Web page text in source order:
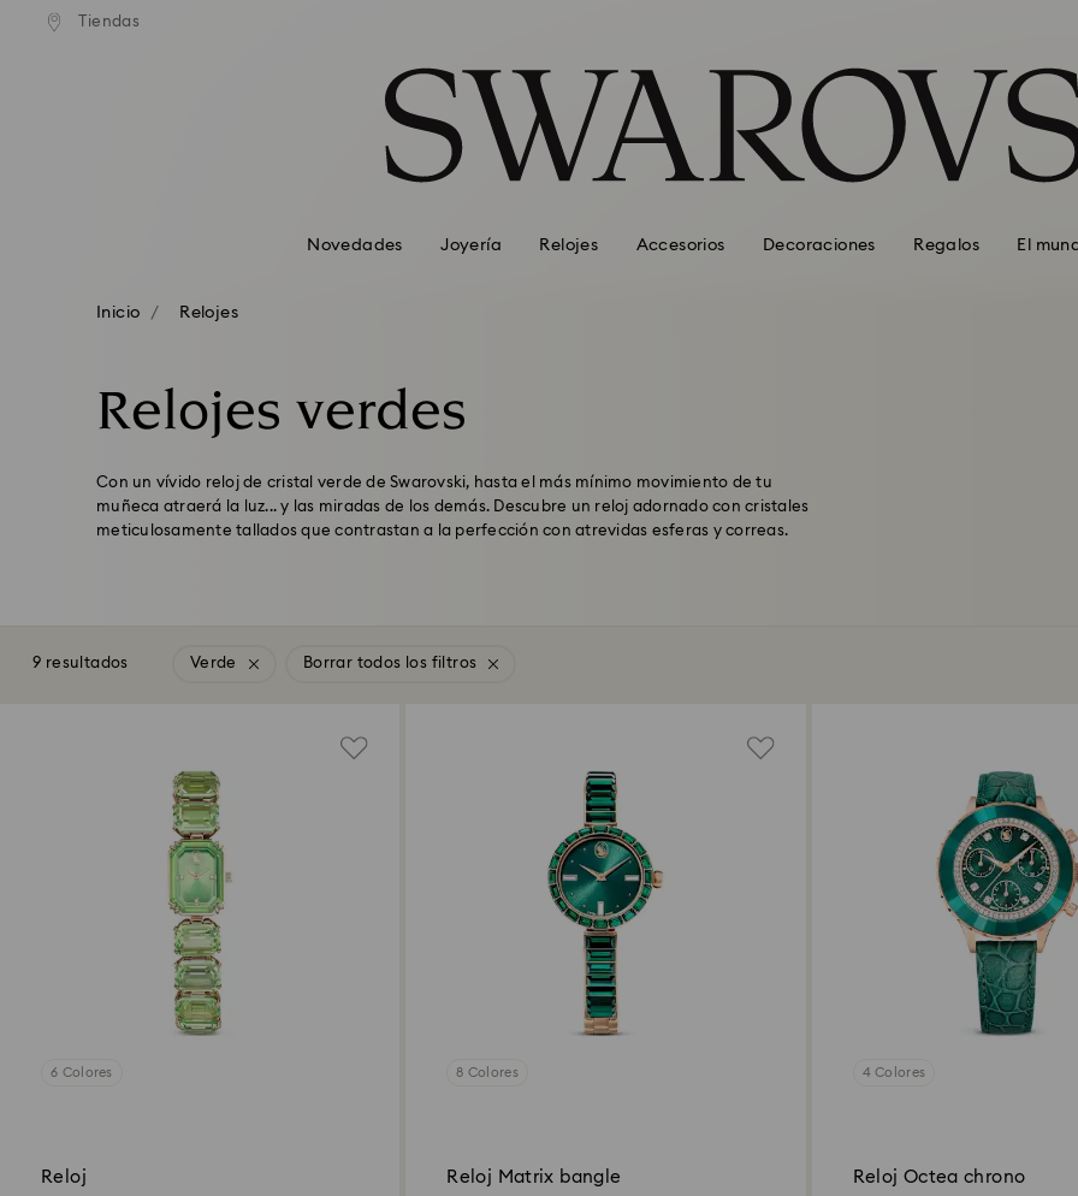
Accesskeys list
Tiendas
Novedades Joyería Relojes Accesorios Decoraciones Regalos El
Inicio Relojes
Relojes verdes
Con un vívido reloj de cristal verde de Swarovski, hasta el más mínimo movimiento de tu
muñeca atraerá la luz... y las miradas de los demás. Descubre un reloj adornado con cristales
meticulosamente tallados que contrastan a la perfección con atrevidas esferas y correas.
9 resultados Verde Borrar todos los filtros
6 Colores
Reloj
8 Colores
Reloj Matrix bangle
4 Colores
Reloj Octea chrono